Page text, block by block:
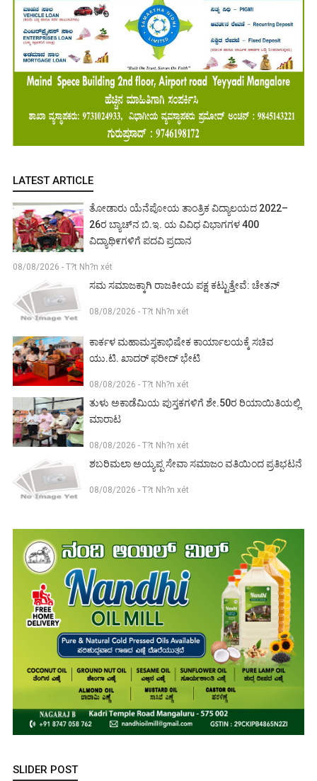
LATEST ARTICLE
ತೋಡಾರು ಯೆನೆಪೋಯ ತಾಂತ್ರಿಕ ವಿದ್ಯಾಲಯದ 2022–
26ರ ಬ್ಯಾಚ್‌ನ ಬಿ.ಇ. ಯ ವಿವಿಧ ವಿಭಾಗಗಳ 400
ವಿದ್ಯಾಥಿ೯ಗಳಿಗೆ ಪದವಿ ಪ್ರದಾನ
08/08/2026 - T?t Nh?n xét
ಸಮ ಸಮಾಜಕ್ಕಾಗಿ ರಾಜಕೀಯ ಪಕ್ಷ ಕಟ್ಟುತ್ತೇವೆ: ಚೇತನ್
08/08/2026 - T?t Nh?n xét
ಕಾರ್ಕಳ ಮಹಾಮಸ್ತಕಾಭಿಷೇಕ ಕಾರ್ಯಾಲಯಕ್ಕೆ ಸಚಿವ
ಯು.ಟಿ. ಖಾದರ್ ಫರೀದ್ ಭೇಟಿ
08/08/2026 - T?t Nh?n xét
ತುಳು ಅಕಾಡೆಮಿಯ ಪುಸ್ತಕಗಳಿಗೆ ಶೇ.50ರ ರಿಯಾಯಿತಿಯಲ್ಲಿ
ಮಾರಾಟ
08/08/2026 - T?t Nh?n xét
ಶಬರಿಮಲಾ ಅಯ್ಯಪ್ಪ ಸೇವಾ ಸಮಾಜಂ ವತಿಯಿಂದ ಪ್ರತಿಭಟನೆ
08/08/2026 - T?t Nh?n xét
SLIDER POST